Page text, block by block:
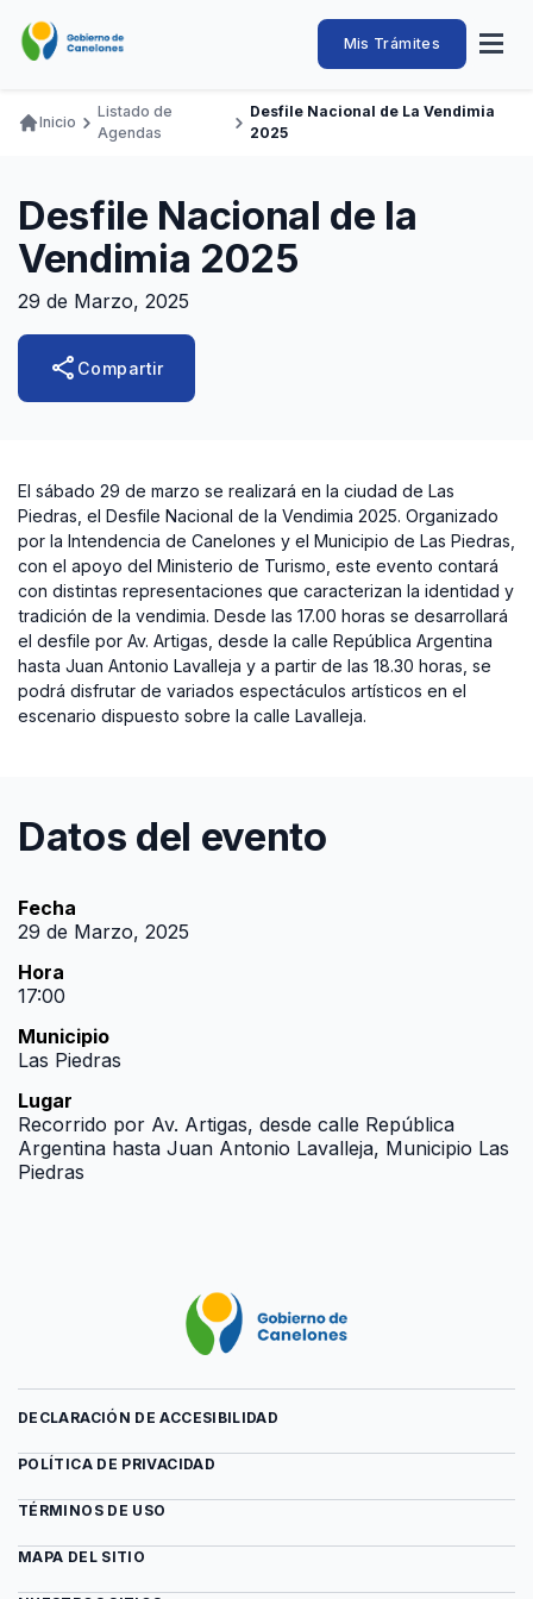
contenido
Intendencia
de
Canelones
Abrir
Navegación
Mis Trámites
Ingresar
Llamados Laborales
Adquisiciones
Teléfonos
Ruta
navegación
Inicio
Listado de
Agendas
Desfile Nacional de La Vendimia
2025
Desfile Nacional de la
Vendimia 2025
29 de Marzo, 2025
share Compartir
El sábado 29 de marzo se realizará en la ciudad de Las
Piedras, el Desfile Nacional de la Vendimia 2025. Organizado
por la Intendencia de Canelones y el Municipio de Las Piedras,
con el apoyo del Ministerio de Turismo, este evento contará
con distintas representaciones que caracterizan la identidad y
tradición de la vendimia. Desde las 17.00 horas se desarrollará
el desfile por Av. Artigas, desde la calle República Argentina
hasta Juan Antonio Lavalleja y a partir de las 18.30 horas, se
podrá disfrutar de variados espectáculos artísticos en el
escenario dispuesto sobre la calle Lavalleja.
Datos del evento
Fecha
29 de Marzo, 2025
Hora
17:00
Municipio
Las Piedras
Lugar
Recorrido por Av. Artigas, desde calle República
Argentina hasta Juan Antonio Lavalleja, Municipio Las
Piedras
DECLARACIÓN DE ACCESIBILIDAD
POLÍTICA DE PRIVACIDAD
TÉRMINOS DE USO
MAPA DEL SITIO